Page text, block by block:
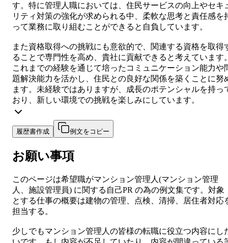
す。特に管理人職においては、住民サービスの向上やセキ
リティ対策の強化が求められる中、柔軟な思考と責任感を
って業務に取り組むことができると自負しています。
また資格取得への挑戦にも意欲的で、関連する資格を取得
ることで専門性を高め、貴社に貢献できると考えています
これまでの経験を通じて培ったコミュニケーション能力や
題解決能力を活かし、住民との良好な関係を築くことに努
ます。未経験ではありますが、成長のポテンシャルを持っ
おり、新しい環境での挑戦を楽しみにしています。
履歴書作成 例文をコピー
お願い事項
このページは希望職がマンション管理人 (マンション管理
人、施設管理員) に関する 自己PR の為の例文集です。対象
とする仕事の概要は建物の管理、点検、清掃、居住者対応
担当する。
少しでもマンション管理人 の皆様の転職に役立つ内容にし